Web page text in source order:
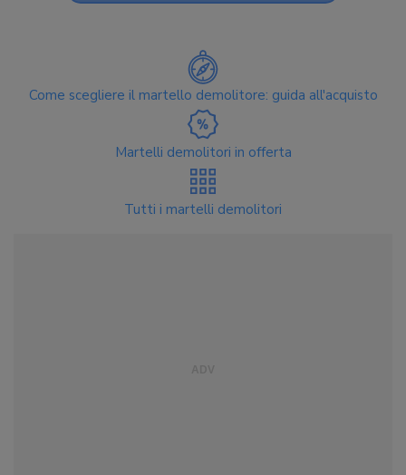
Come scegliere il martello demolitore: guida all'acquisto
Martelli demolitori in offerta
Tutti i martelli demolitori